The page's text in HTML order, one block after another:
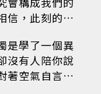
信，此刻的閃
是學了一個異
沒有人陪你說
著空氣自言自